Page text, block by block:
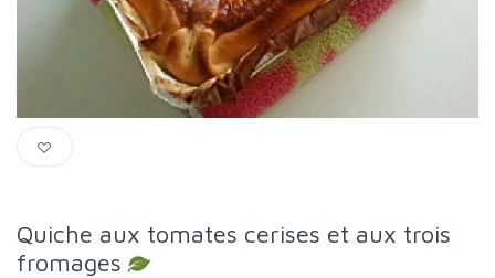
Quiche aux tomates cerises et aux trois
fromages